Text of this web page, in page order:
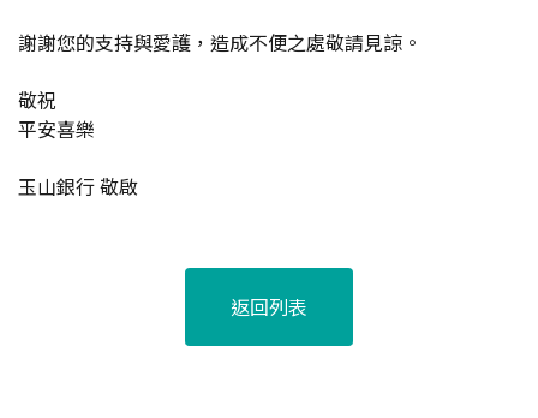
謝謝您的支持與愛護，造成不便之處敬請見諒。
敬祝
平安喜樂
玉山銀行 敬啟
返回列表